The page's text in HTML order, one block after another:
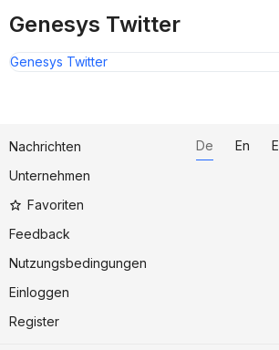
Genesys Twitter
Genesys Twitter
Nachrichten
Unternehmen
Favoriten
Feedback
Nutzungsbedingungen
Einloggen
Register
De En